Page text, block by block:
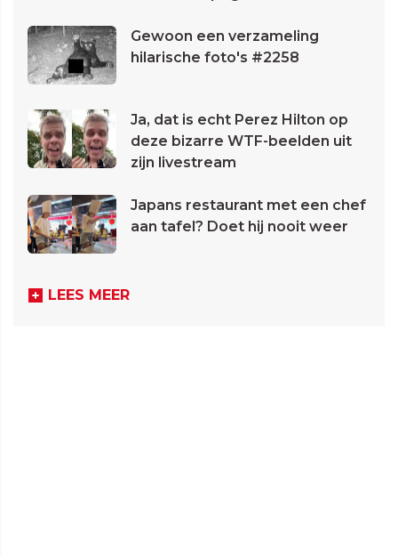
Gewoon een verzameling
hilarische foto's #2258
Ja, dat is echt Perez Hilton op
deze bizarre WTF-beelden uit
zijn livestream
Japans restaurant met een chef
aan tafel? Doet hij nooit weer
LEES MEER